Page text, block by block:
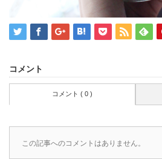
コメント
コメント ( 0 )
この記事へのコメントはありません。